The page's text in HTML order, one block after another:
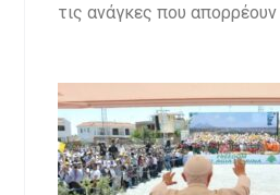
τις ανάγκες που απορρέουν